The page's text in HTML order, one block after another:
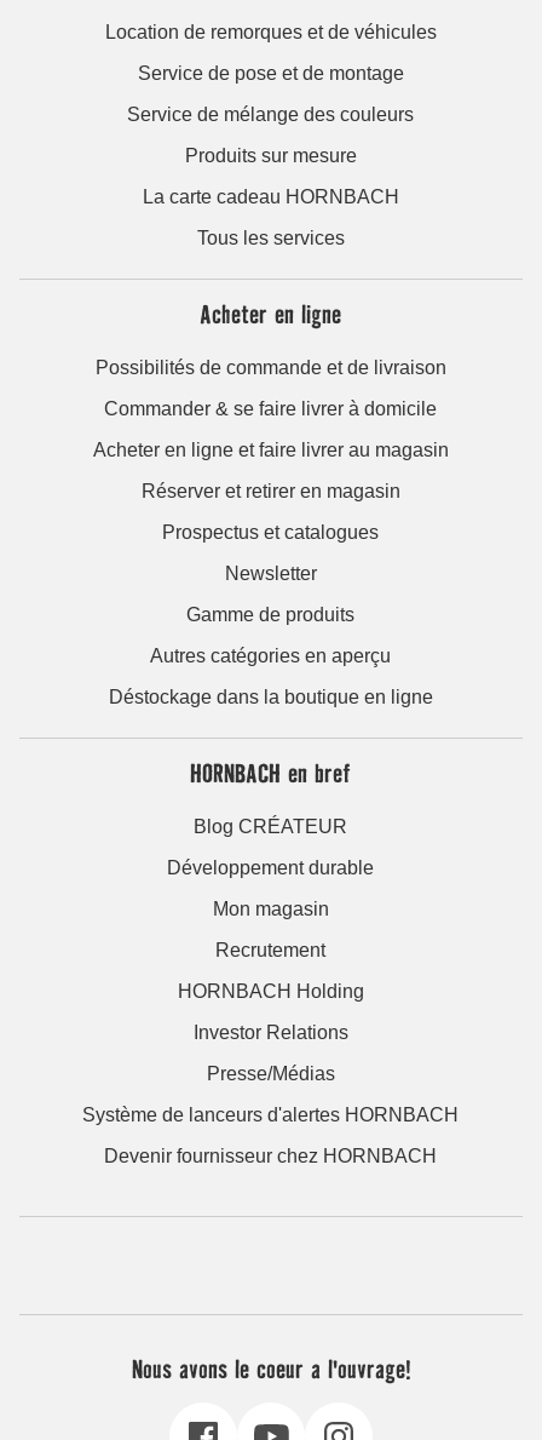
Location de remorques et de véhicules
Service de pose et de montage
Service de mélange des couleurs
Produits sur mesure
La carte cadeau HORNBACH
Tous les services
Acheter en ligne
Possibilités de commande et de livraison
Commander & se faire livrer à domicile
Acheter en ligne et faire livrer au magasin
Réserver et retirer en magasin
Prospectus et catalogues
Newsletter
Gamme de produits
Autres catégories en aperçu
Déstockage dans la boutique en ligne
HORNBACH en bref
Blog CRÉATEUR
Développement durable
Mon magasin
Recrutement
HORNBACH Holding
Investor Relations
Presse/Médias
Système de lanceurs d'alertes HORNBACH
Devenir fournisseur chez HORNBACH
Nous avons le coeur a l'ouvrage!